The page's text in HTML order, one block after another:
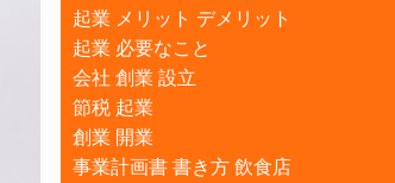
起業 メリット デメリット
起業 必要なこと
会社 創業 設立
節税 起業
創業 開業
事業計画書 書き方 飲食店